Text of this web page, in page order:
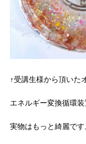
↑受講生様から頂いた
エネルギー変換循環装
実物はもっと綺麗です